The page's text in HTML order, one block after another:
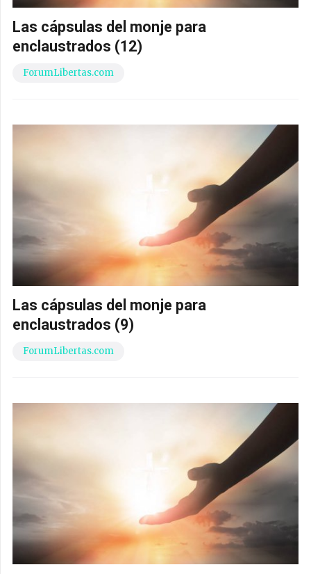
Las cápsulas del monje para
enclaustrados (12)
ForumLibertas.com
Las cápsulas del monje para
enclaustrados (9)
ForumLibertas.com